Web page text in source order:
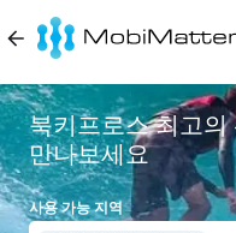
북키프로스 최고의
만나보세요
사용 가능 지역